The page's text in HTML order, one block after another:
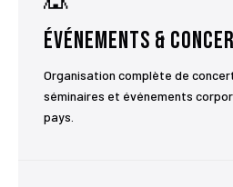
Événements &
Organisation complète de
séminaires et événements
pays.